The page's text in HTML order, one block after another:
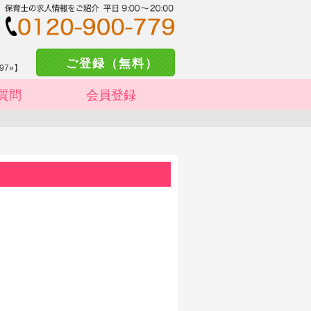
】 ご登録（無料）
問 会員登録